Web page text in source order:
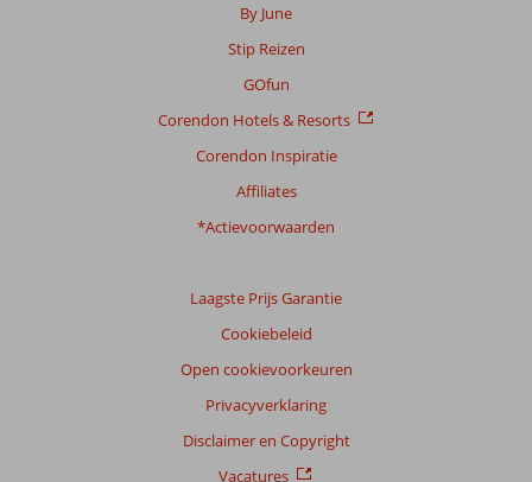
By June
Stip Reizen
GOfun
Corendon Hotels & Resorts
Corendon Inspiratie
Affiliates
*Actievoorwaarden
Laagste Prijs Garantie
Cookiebeleid
Open cookievoorkeuren
Privacyverklaring
Disclaimer en Copyright
Vacatures